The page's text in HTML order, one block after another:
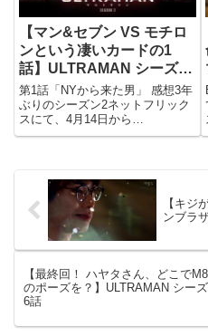
【マン&セブン VS モチロ
ンという凄いカードの1
話】ULTRAMAN シーズン
2 第1話
第1話「NYから来た男」 感想3年
ぶりのシーズン2ネットフリック
スにて、4月14日から
「ULTRAMAN」のシーズン2がつ
ら、あれから早3年。2年前（シ
ーズン1のTV放送時）には...
【キジ
ンブラ
【最終回！ ハヤタさん、どこで
のポーズを？】ULTRAMAN シー
6話